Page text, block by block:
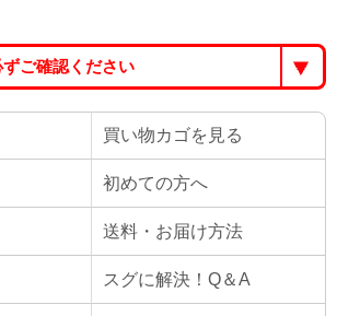
ご確認ください
買い物カゴを見る
初めての方へ
送料・お届け方法
スグに解決！Q＆A